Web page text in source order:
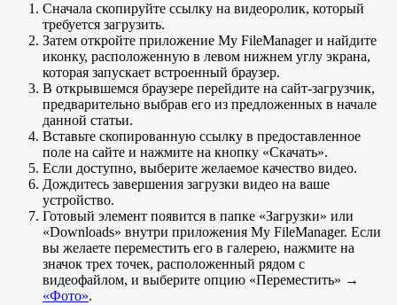
Сначала скопируйте ссылку на видеоролик, который
требуется загрузить.
Затем откройте приложение My FileManager и найдите
иконку, расположенную в левом нижнем углу экрана,
которая запускает встроенный браузер.
В открывшемся браузере перейдите на сайт-загрузчик,
предварительно выбрав его из предложенных в начале
данной статьи.
Вставьте скопированную ссылку в предоставленное
поле на сайте и нажмите на кнопку «Скачать».
Если доступно, выберите желаемое качество видео.
Дождитесь завершения загрузки видео на ваше
устройство.
Готовый элемент появится в папке «Загрузки» или
«Downloads» внутри приложения My FileManager. Если
вы желаете переместить его в галерею, нажмите на
значок трех точек, расположенный рядом с
видеофайлом, и выберите опцию «Переместить» →
«Фото».